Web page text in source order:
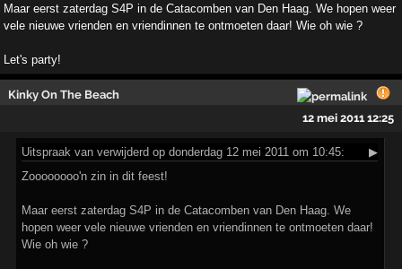
Maar eerst zaterdag S4P in de Catacomben van Den Haag. We hopen weer
vele nieuwe vrienden en vriendinnen te ontmoeten daar! Wie oh wie ?
Let's party!
Kinky On The Beach
12 mei 2011 12:25
Uitspraak van verwijderd op donderdag 12 mei 2011 om 10:45:
▶
Zoooooooo'n zin in dit feest!
Maar eerst zaterdag S4P in de Catacomben van Den Haag. We
hopen weer vele nieuwe vrienden en vriendinnen te ontmoeten daar!
Wie oh wie ?